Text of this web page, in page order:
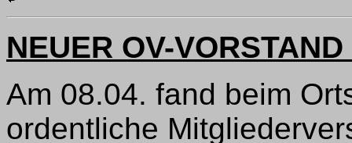
NEUER OV-
Am 08.04. fand beim
ordentliche